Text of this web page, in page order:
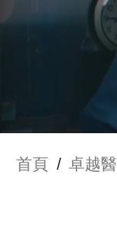
首頁 / 卓越